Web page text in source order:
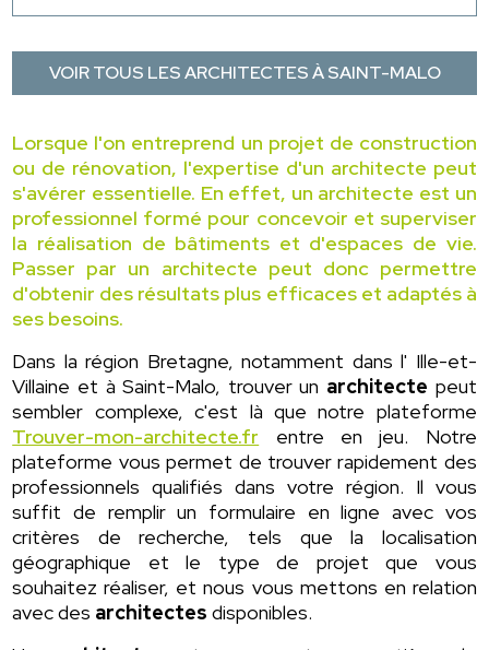
VOIR TOUS LES ARCHITECTES À SAINT-MALO
Lorsque l'on entreprend un projet de construction
ou de rénovation, l'expertise d'un architecte peut
s'avérer essentielle. En effet, un architecte est un
professionnel formé pour concevoir et superviser
la réalisation de bâtiments et d'espaces de vie.
Passer par un architecte peut donc permettre
d'obtenir des résultats plus efficaces et adaptés à
ses besoins.
Dans la région Bretagne, notamment dans l' Ille-et-
Villaine et à Saint-Malo, trouver un architecte peut
sembler complexe, c'est là que notre plateforme
Trouver-mon-architecte.fr entre en jeu. Notre
plateforme vous permet de trouver rapidement des
professionnels qualifiés dans votre région. Il vous
suffit de remplir un formulaire en ligne avec vos
critères de recherche, tels que la localisation
géographique et le type de projet que vous
souhaitez réaliser, et nous vous mettons en relation
avec des architectes disponibles.